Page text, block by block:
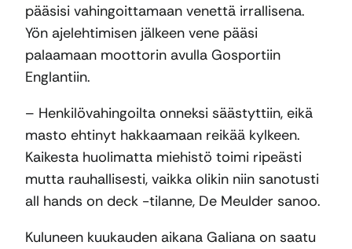
pääsisi vahingoittamaan venettä irrallisena.
Yön ajelehtimisen jälkeen vene pääsi
palaamaan moottorin avulla Gosportiin
Englantiin.
– Henkilövahingoilta onneksi säästyttiin, eikä
masto ehtinyt hakkaamaan reikää kylkeen.
Kaikesta huolimatta miehistö toimi ripeästi
mutta rauhallisesti, vaikka olikin niin sanotusti
all hands on deck -tilanne, De Meulder sanoo.
Kuluneen kuukauden aikana Galiana on saatu